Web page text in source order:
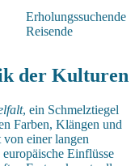
Erholungssuchende
Reisende
der Kulturen
, ein Schmelztiegel
Farben, Klängen und
einer langen
Einflüsse